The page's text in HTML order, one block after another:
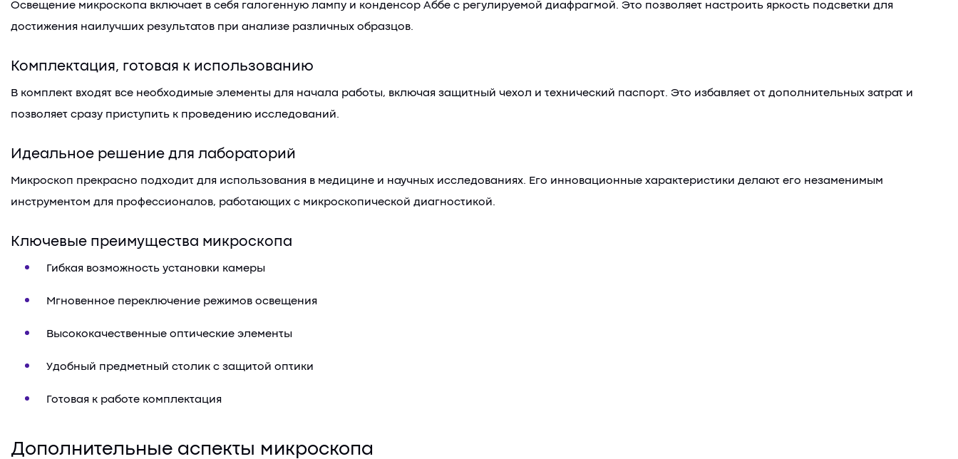
Освещение микроскопа включает в себя галогенную лампу и конденсор Аббе с регулируемой диафрагмой. Это позволяет настроить яркость подсветки для
достижения наилучших результатов при анализе различных образцов.
Комплектация, готовая к использованию
В комплект входят все необходимые элементы для начала работы, включая защитный чехол и технический паспорт. Это избавляет от дополнительных затрат и
позволяет сразу приступить к проведению исследований.
Идеальное решение для лабораторий
Микроскоп прекрасно подходит для использования в медицине и научных исследованиях. Его инновационные характеристики делают его незаменимым
инструментом для профессионалов, работающих с микроскопической диагностикой.
Ключевые преимущества микроскопа
Гибкая возможность установки камеры
Мгновенное переключение режимов освещения
Высококачественные оптические элементы
Удобный предметный столик с защитой оптики
Готовая к работе комплектация
Дополнительные аспекты микроскопа